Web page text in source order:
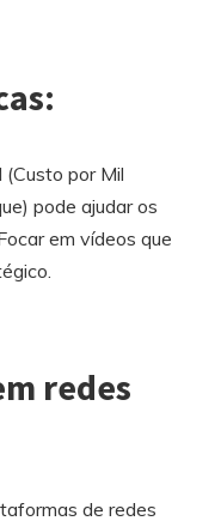
por Mil
pode ajudar os
em vídeos que
redes
de redes